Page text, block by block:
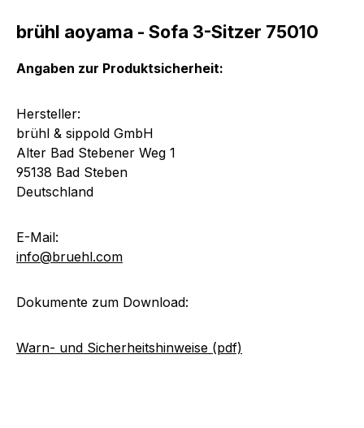
brühl aoyama - Sofa 3-Sitzer 75010
Angaben zur Produktsicherheit:
Hersteller:
brühl & sippold GmbH
Alter Bad Stebener Weg 1
95138 Bad Steben
Deutschland
E-Mail:
info@bruehl.com
Dokumente zum Download:
Warn- und Sicherheitshinweise (pdf)